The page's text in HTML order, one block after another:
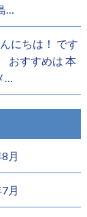
…
にちは！ です
おすすめは 本
…
月
月